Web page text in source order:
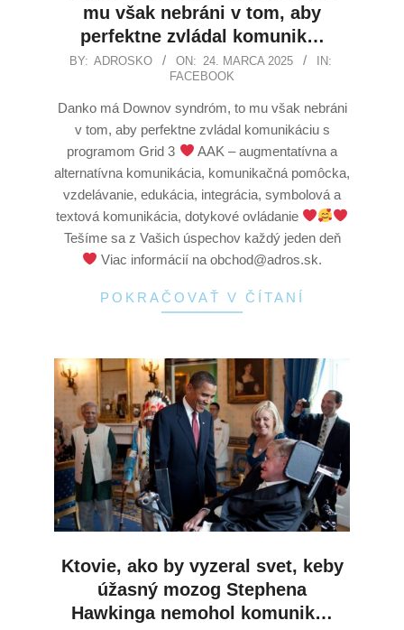
mu však nebráni v tom, aby
perfektne zvládal komunik…
BY: ADROSKO ON: 24. MARCA 2025
IN:
FACEBOOK
Danko má Downov syndróm, to mu však nebráni
v tom, aby perfektne zvládal komunikáciu s
programom Grid 3
AAK – augmentatívna a
alternatívna komunikácia, komunikačná pomôcka,
vzdelávanie, edukácia, integrácia, symbolová a
textová komunikácia, dotykové ovládanie
Tešíme sa z Vašich úspechov každý jeden deň
Viac informácií na obchod@adros.sk.
POKRAČOVAŤ V ČÍTANÍ
Ktovie, ako by vyzeral svet, keby
úžasný mozog Stephena
Hawkinga nemohol komunik…